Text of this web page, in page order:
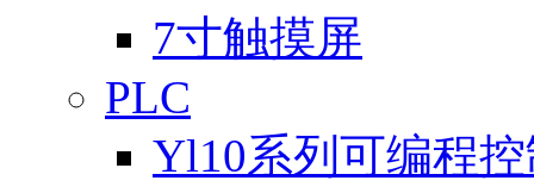
7寸触摸屏
PLC
Yl10系列可编程